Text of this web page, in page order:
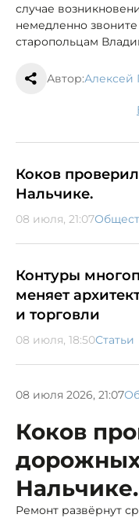
случае
немедленно звоните
старопольцам
Автор:Алексей
Коков
Нальчике.
08 июля, 21:07
Контуры
меняет
и торговли
08 июля, 18:50Статьи
08 июля 2026, 21:07
Коков
Нальчике.
Ремонт развёрнут